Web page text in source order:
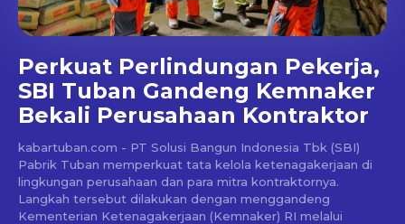
Perkuat Perlindungan Pekerja,
SBI Tuban Gandeng Kemnaker
Bekali Perusahaan Kontraktor
kabartuban.com - PT Solusi Bangun Indonesia Tbk (SBI)
Pabrik Tuban memperkuat tata kelola ketenagakerjaan di
lingkungan perusahaan dan para mitra kontraktornya.
Langkah tersebut dilakukan dengan menggandeng
Kementerian Ketenagakerjaan (Kemnaker) RI melalui